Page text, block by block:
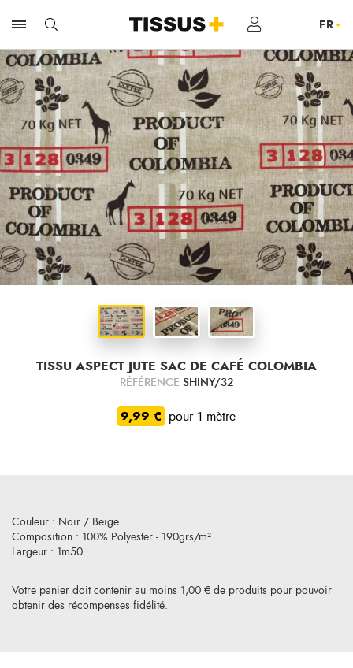
TISSU ASPECT JUTE SAC DE CAFÉ COLOMBIA
RÉFÉRENCE SHINY/32
9,99 € pour 1 mètre
Votre panier doit contenir au moins 1,00 € de produits pour pouvoir
obtenir des récompenses fidélité.
Couleur : Noir / Beige
Composition : 100% Polyester - 190grs/m²
Largeur : 1m50